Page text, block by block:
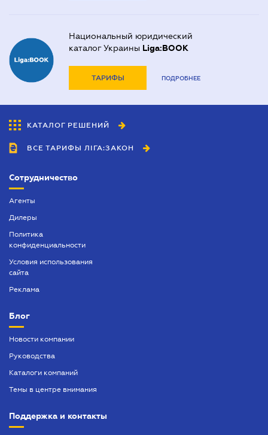
Национальный юридический
каталог Украины Liga:BOOK
ТАРИФЫ ПОДРОБНЕЕ
КАТАЛОГ РЕШЕНИЙ
ВСЕ ТАРИФЫ ЛІГА:ЗАКОН
Сотрудничество
Агенты
Дилеры
Политика
конфиденциальности
Условия использования
сайта
Реклама
Блог
Новости компании
Руководства
Каталоги компаний
Темы в центре внимания
Поддержка и контакты